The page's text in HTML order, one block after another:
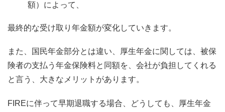
額）によって、
最終的な受け取り年金額が変化していきます。
また、国民年金部分とは違い、厚生年金に関しては、被保
険者の支払う年金保険料と同額を、会社が負担してくれる
と言う、大きなメリットがあります。
FIREに伴って早期退職する場合、どうしても、厚生年金